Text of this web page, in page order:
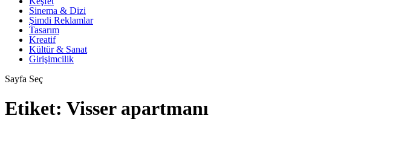
Sinema & Dizi
Şimdi Reklamlar
Tasarım
Kreatif
Kültür & Sanat
Girişimcilik
Sayfa Seç
Etiket: Visser apartmanı